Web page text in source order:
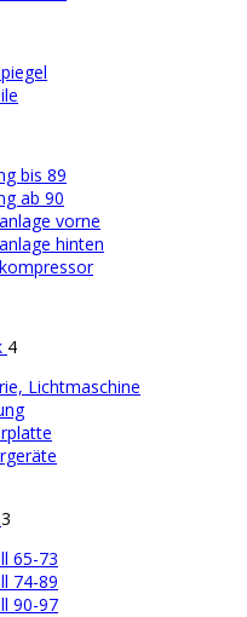
bis 89
ab 90
vorne
hinten
4
Lichtmaschine
3
65-73
74-89
90-97